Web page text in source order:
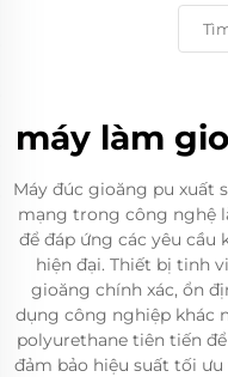
máy làm
Máy đúc gioăng pu xuất
mạng trong công nghệ
để đáp ứng các yêu cầu
hiện đại. Thiết bị tinh
gioăng chính xác, ổn
dụng công nghiệp khác
polyurethane tiên tiến
đảm bảo hiệu suất tối